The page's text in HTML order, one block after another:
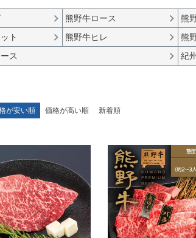
熊野牛ロース 熊
ト
熊野牛ヒレ 熊
ス
紀
が安い順 価格が高い順 新着順